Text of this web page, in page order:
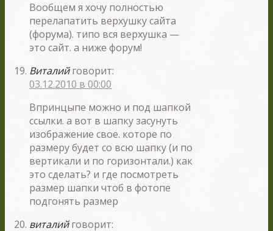
Вообщем я хочу полностью
перелапатить верхушку сайта
(форума). типо вся верхушка —
это сайт. а ниже форум!
Виталий говорит:
03.12.2010 в 00:00
Впринцыпе можно и под шапкой
ссылки. а вот в шапку засунуть
изображение свое. которе по
размеру будет со всю шапку (и по
вертикали и по горизонтали.) как
это сделать? и где посмотреть
размер шапки чтоб в фотопе
подгонять размер
виталий говорит: